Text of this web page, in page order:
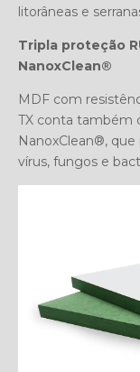
litorâneas e
Tripla proteção
NanoxClean®
MDF com
TX conta também
NanoxClean®,
vírus, fungos e